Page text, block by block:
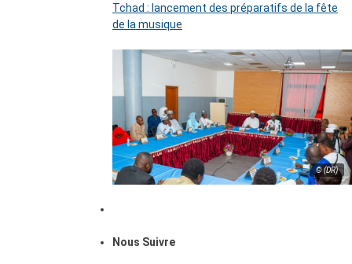
Tchad : lancement des préparatifs de la fête
de la musique
© (DR)
Nous Suivre